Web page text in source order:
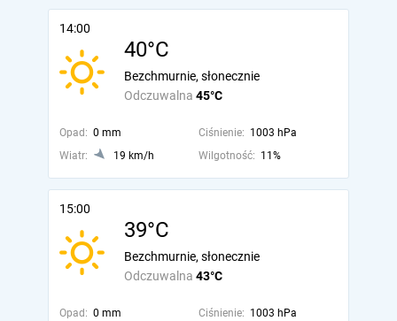
14:00
40°C
Odczuwalna 45°C
Bezchmurnie, słonecznie
Opad: 0 mm Ciśnienie: 1003 hPa
Wiatr:
19 km/h Wilgotność: 11%
15:00
39°C
Odczuwalna 43°C
Bezchmurnie, słonecznie
Opad: 0 mm Ciśnienie: 1003 hPa